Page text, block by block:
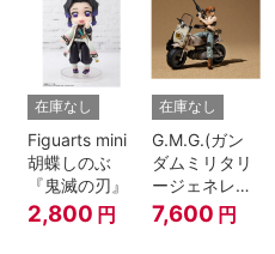
在庫なし
Figuarts mini
胡蝶しのぶ
『鬼滅の刃』
2,800 円
在庫なし
G.M.G.(ガン
ダムミリタリ
ージェネレー
ション） 機動
戦士ガンダム
7,600 円